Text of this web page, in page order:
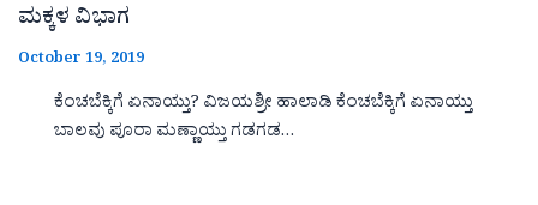
ಮಕ್ಕಳ ವಿಭಾಗ
October 19, 2019
ಕೆಂಚಬೆಕ್ಕಿಗೆ ಏನಾಯ್ತು? ವಿಜಯಶ್ರೀ ಹಾಲಾಡಿ ಕೆಂಚಬೆಕ್ಕಿಗೆ ಏನಾಯ್ತು
ಬಾಲವು ಪೂರಾ ಮಣ್ಣಾಯ್ತು ಗಡಗಡ…